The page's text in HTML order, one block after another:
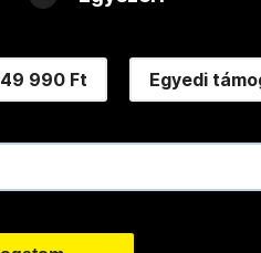
49 990 Ft Egyedi